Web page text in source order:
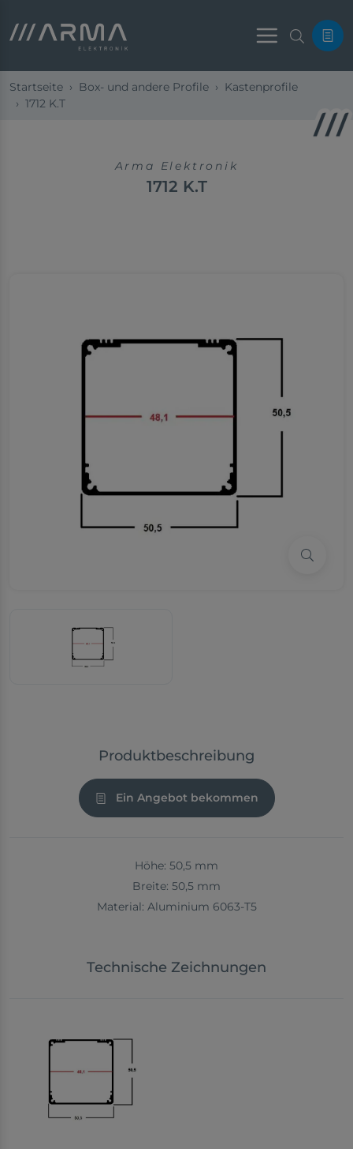
Menu
Startseite Box- und andere Profile
Kastenprofile
1712 K.T
Arma Elektronik
1712 K.T
Produktbeschreibung
Ein Angebot bekommen
Höhe: 50,5 mm
Breite: 50,5 mm
Material: Aluminium 6063-T5
Technische Zeichnungen